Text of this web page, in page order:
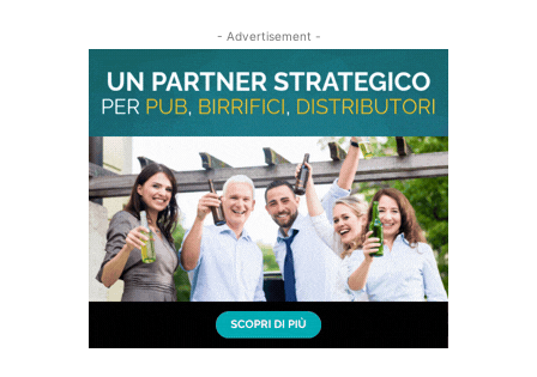
- Advertisement -